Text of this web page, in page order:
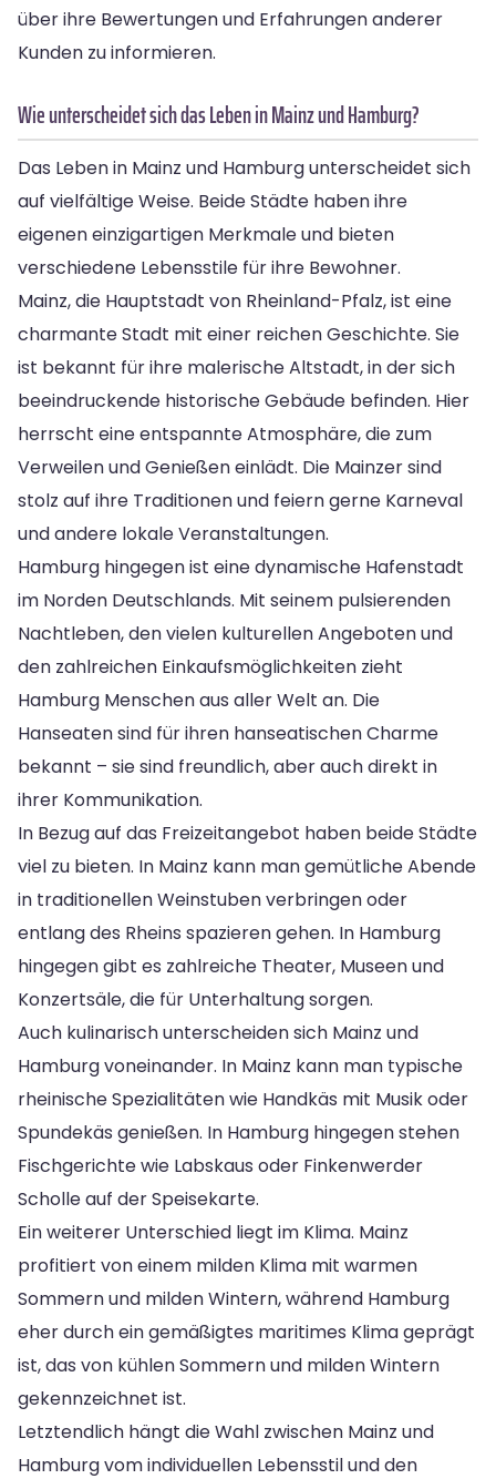
über ihre Bewertungen und Erfahrungen anderer
Kunden zu informieren.
Wie unterscheidet sich das Leben in Mainz und Hamburg?
Das Leben in Mainz und Hamburg unterscheidet sich
auf vielfältige Weise. Beide Städte haben ihre
eigenen einzigartigen Merkmale und bieten
verschiedene Lebensstile für ihre Bewohner.
Mainz, die Hauptstadt von Rheinland-Pfalz, ist eine
charmante Stadt mit einer reichen Geschichte. Sie
ist bekannt für ihre malerische Altstadt, in der sich
beeindruckende historische Gebäude befinden. Hier
herrscht eine entspannte Atmosphäre, die zum
Verweilen und Genießen einlädt. Die Mainzer sind
stolz auf ihre Traditionen und feiern gerne Karneval
und andere lokale Veranstaltungen.
Hamburg hingegen ist eine dynamische Hafenstadt
im Norden Deutschlands. Mit seinem pulsierenden
Nachtleben, den vielen kulturellen Angeboten und
den zahlreichen Einkaufsmöglichkeiten zieht
Hamburg Menschen aus aller Welt an. Die
Hanseaten sind für ihren hanseatischen Charme
bekannt – sie sind freundlich, aber auch direkt in
ihrer Kommunikation.
In Bezug auf das Freizeitangebot haben beide Städte
viel zu bieten. In Mainz kann man gemütliche Abende
in traditionellen Weinstuben verbringen oder
entlang des Rheins spazieren gehen. In Hamburg
hingegen gibt es zahlreiche Theater, Museen und
Konzertsäle, die für Unterhaltung sorgen.
Auch kulinarisch unterscheiden sich Mainz und
Hamburg voneinander. In Mainz kann man typische
rheinische Spezialitäten wie Handkäs mit Musik oder
Spundekäs genießen. In Hamburg hingegen stehen
Fischgerichte wie Labskaus oder Finkenwerder
Scholle auf der Speisekarte.
Ein weiterer Unterschied liegt im Klima. Mainz
profitiert von einem milden Klima mit warmen
Sommern und milden Wintern, während Hamburg
eher durch ein gemäßigtes maritimes Klima geprägt
ist, das von kühlen Sommern und milden Wintern
gekennzeichnet ist.
Letztendlich hängt die Wahl zwischen Mainz und
Hamburg vom individuellen Lebensstil und den